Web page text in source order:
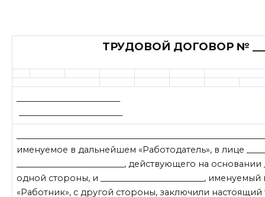
ТРУДОВОЙ ДОГОВОР №
именуемое в дальнейшем «Работодатель», в лице
__________________________, действующего на основании
одной стороны, и _________________________,
«Работник», с другой стороны, заключили